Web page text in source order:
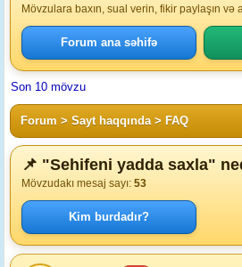
Mövzulara baxın, sual verin, fikir paylaşın
Forum ana səhifə
Son 10 mövzu
Forum > Sayt haqqında> FAQ
📌 "Sehifeni yadda saxla"
Mövzudakı mesaj sayı: 53
Kim burdadır?